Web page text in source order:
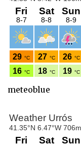
meteoblue